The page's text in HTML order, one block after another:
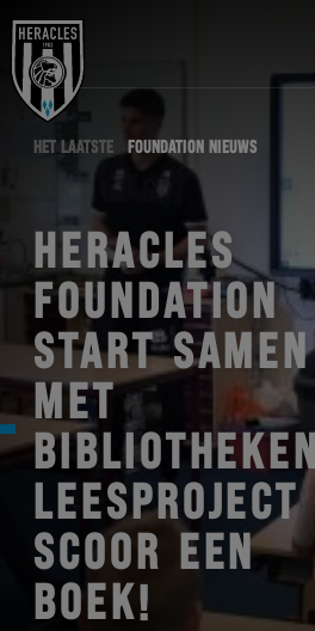
HET LAATSTE FOUNDATION NIEUWS
HERACLES
FOUNDATION
START SAMEN
MET
LEESPROJECT
SCOOR EEN
BOEK!